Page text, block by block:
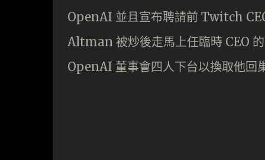
OpenAI 並且宣布聘請前 Twitch
Altman 被炒後走馬上任臨時 CEO
OpenAI 董事會四人下台以換取他回